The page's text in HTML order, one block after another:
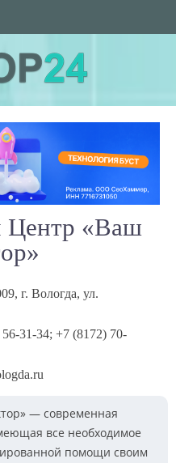
Центр «Ваш
г. Вологда, ул.
31-34; +7 (8172) 70-
— современная
все необходимое
помощи своим